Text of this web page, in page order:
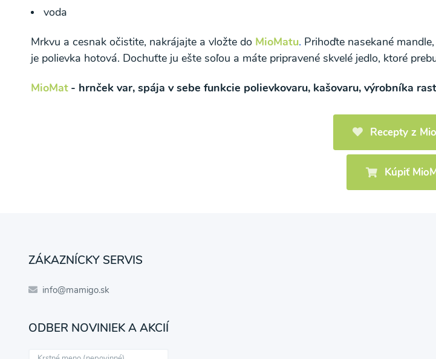
voda
Mrkvu a cesnak očistite, nakrájajte a vložte do MioMatu. Prihoďte nasekané
je polievka hotová. Dochuťte ju ešte soľou a máte pripravené skvelé jedlo, ktoré
MioMat - hrnček var, spája v sebe funkcie polievkovaru, kašovaru, výrobníka
Recepty z
Kúpiť
ZÁKAZNÍCKY SERVIS
info@mamigo.sk
ODBER NOVINIEK A AKCIÍ